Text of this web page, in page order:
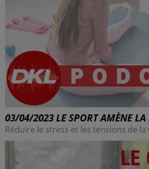
03/04/2023 LE SPORT AMÈNE
Réduire le stress et les tensions de la